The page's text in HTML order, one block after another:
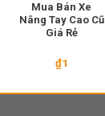
Mua Bán Xe
Nâng Tay Cao Cũ
Giá Rẻ
₫1